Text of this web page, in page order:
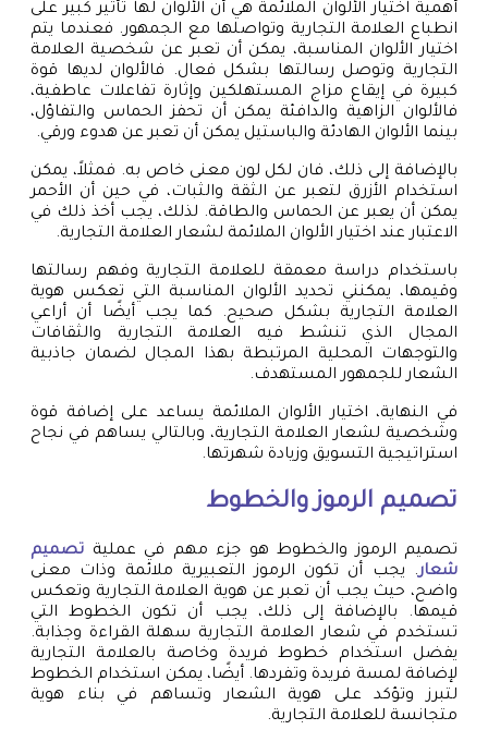
أهمية اختيار الألوان الملائمة هي أن الألوان لها تأثير كبير على
انطباع العلامة التجارية وتواصلها مع الجمهور. فعندما يتم
اختيار الألوان المناسبة، يمكن أن تعبر عن شخصية العلامة
التجارية وتوصل رسالتها بشكل فعال. فالألوان لديها قوة
كبيرة في إيقاع مزاج المستهلكين وإثارة تفاعلات عاطفية،
فالألوان الزاهية والدافئة يمكن أن تحفز الحماس والتفاؤل،
بينما الألوان الهادئة والباستيل يمكن أن تعبر عن هدوء ورقي.
بالإضافة إلى ذلك، فان لكل لون معنى خاص به. فمثلاً، يمكن
استخدام الأزرق لتعبر عن الثقة والثبات، في حين أن الأحمر
يمكن أن يعبر عن الحماس والطاقة. لذلك، يجب أخذ ذلك في
الاعتبار عند اختيار الألوان الملائمة لشعار العلامة التجارية.
باستخدام دراسة معمقة للعلامة التجارية وفهم رسالتها
وقيمها، يمكنني تحديد الألوان المناسبة التي تعكس هوية
العلامة التجارية بشكل صحيح. كما يجب أيضًا أن أراعي
المجال الذي تنشط فيه العلامة التجارية والثقافات
والتوجهات المحلية المرتبطة بهذا المجال لضمان جاذبية
الشعار للجمهور المستهدف.
في النهاية، اختيار الألوان الملائمة يساعد على إضافة قوة
وشخصية لشعار العلامة التجارية، وبالتالي يساهم في نجاح
استراتيجية التسويق وزيادة شهرتها.
تصميم الرموز والخطوط
تصميم الرموز والخطوط هو جزء مهم في عملية تصميم
شعار. يجب أن تكون الرموز التعبيرية ملائمة وذات معنى
واضح، حيث يجب أن تعبر عن هوية العلامة التجارية وتعكس
قيمها. بالإضافة إلى ذلك، يجب أن تكون الخطوط التي
تستخدم في شعار العلامة التجارية سهلة القراءة وجذابة.
يفضل استخدام خطوط فريدة وخاصة بالعلامة التجارية
لإضافة لمسة فريدة وتفردها. أيضًا، يمكن استخدام الخطوط
لتبرز وتؤكد على هوية الشعار وتساهم في بناء هوية
متجانسة للعلامة التجارية.